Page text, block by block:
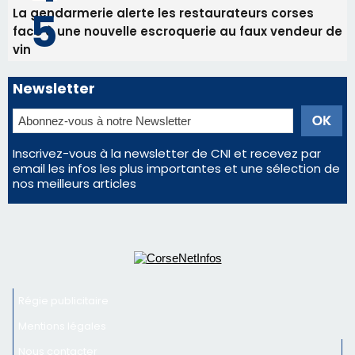
Satine Nomary est la nouvelle Miss Corse 2026
Éclipse du 12 août : la Corse aux premières loges
d'un spectacle qui ne reviendra pas avant 2081
Éclipse du 12 août : Où s'installer en Corse pour
profiter pleinement du spectacle ?
En Corse, un début de saison marqué par une
consommation en recul dans les restaurants
La gendarmerie alerte les restaurateurs corses
face à une nouvelle escroquerie au faux vendeur de